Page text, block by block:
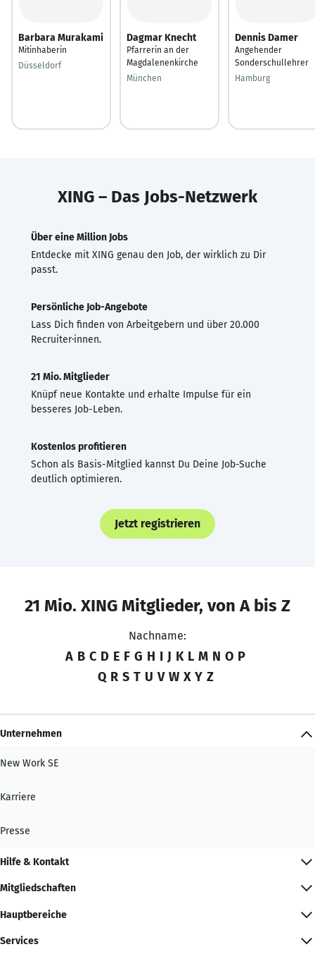
Barbara Murakami
Mitinhaberin
Düsseldorf
Dagmar Knecht
Pfarrerin an der
Magdalenenkirche
München
Dennis Damer
Angehender
Sonderschullehrer
Hamburg
XING – Das Jobs-Netzwerk
Über eine Million Jobs
Entdecke mit XING genau den Job, der wirklich zu Dir
passt.
Persönliche Job-Angebote
Lass Dich finden von Arbeitgebern und über 20.000
Recruiter·innen.
21 Mio. Mitglieder
Knüpf neue Kontakte und erhalte Impulse für ein
besseres Job-Leben.
Kostenlos profitieren
Schon als Basis-Mitglied kannst Du Deine Job-Suche
deutlich optimieren.
Jetzt registrieren
21 Mio. XING Mitglieder, von A bis Z
Nachname:
A B C D E F G H I J K L M N O P
Q R S T U V W X Y Z
Unternehmen
New Work SE
Karriere
Presse
Hilfe & Kontakt
Mitgliedschaften
Hauptbereiche
Services